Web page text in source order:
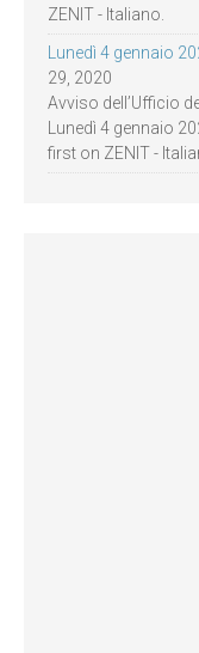
ZENIT - Italiano.
Lunedì 4 gennaio
29, 2020
Avviso dell’Ufficio
Lunedì 4 gennaio
first on ZENIT -